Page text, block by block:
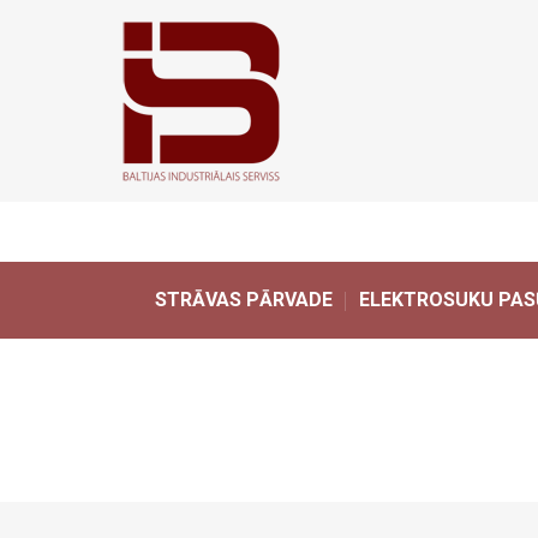
STRĀVAS PĀRVADE ELEKTROSUKU